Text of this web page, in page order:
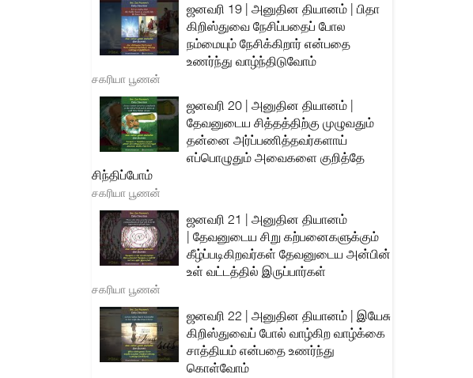
ஜனவரி 19 | அனுதின தியானம் | பிதா
கிறிஸ்துவை நேசிப்பதைப் போல
நம்மையும் நேசிக்கிறார் என்பதை
உணர்ந்து வாழ்ந்திடுவோம்
சகரியா பூணன்
ஜனவரி 20 | அனுதின தியானம் |
தேவனுடைய சித்தத்திற்கு முழுவதும்
தன்னை அர்ப்பணித்தவர்களாய்
எப்பொழுதும் அவைகளை குறித்தே
சிந்திப்போம்
சகரியா பூணன்
ஜனவரி 21 | அனுதின தியானம்
| தேவனுடைய சிறு கற்பனைகளுக்கும்
கீழ்ப்படிகிறவர்கள் தேவனுடைய அன்பின்
உள் வட்டத்தில் இருப்பார்கள்
சகரியா பூணன்
ஜனவரி 22 | அனுதின தியானம் | இயேசு
கிறிஸ்துவைப் போல் வாழ்கிற வாழ்க்கை
சாத்தியம் என்பதை உணர்ந்து
கொள்வோம்